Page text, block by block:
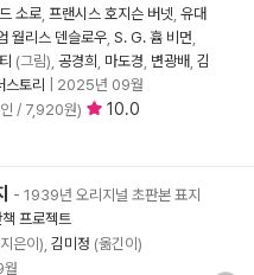
소로 프랜시스 호지슨 버넷 유대
월리스 덴슬로우 S. G. 흄 비먼
(그림), 공경희 마도경 변광배 김
스토리 2025년 09월
/ 7,920원)
10.0
- 1939년 오리지널 초판본 표지
프로젝트
은이), 김미정 (옮긴이)